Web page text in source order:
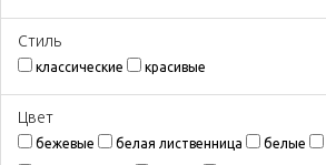
Стиль
классические красивые
Цвeт
бежевые белая лиственница белые